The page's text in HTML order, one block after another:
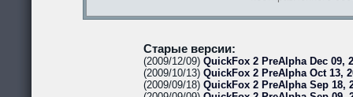
Старые версии:
(2009/12/09) QuickFox 2 PreAlpha Dec 09,
(2009/10/13) QuickFox 2 PreAlpha Oct 13,
(2009/09/18) QuickFox 2 PreAlpha Sep 18,